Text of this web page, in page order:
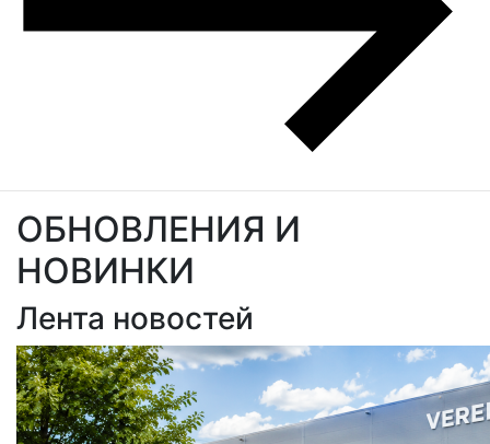
ОБНОВЛЕНИЯ И
НОВИНКИ
Лента новостей